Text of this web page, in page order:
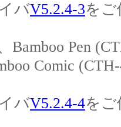
バV5.2.4-3を
Bamboo Pen
Comic
バV5.2.4-4を